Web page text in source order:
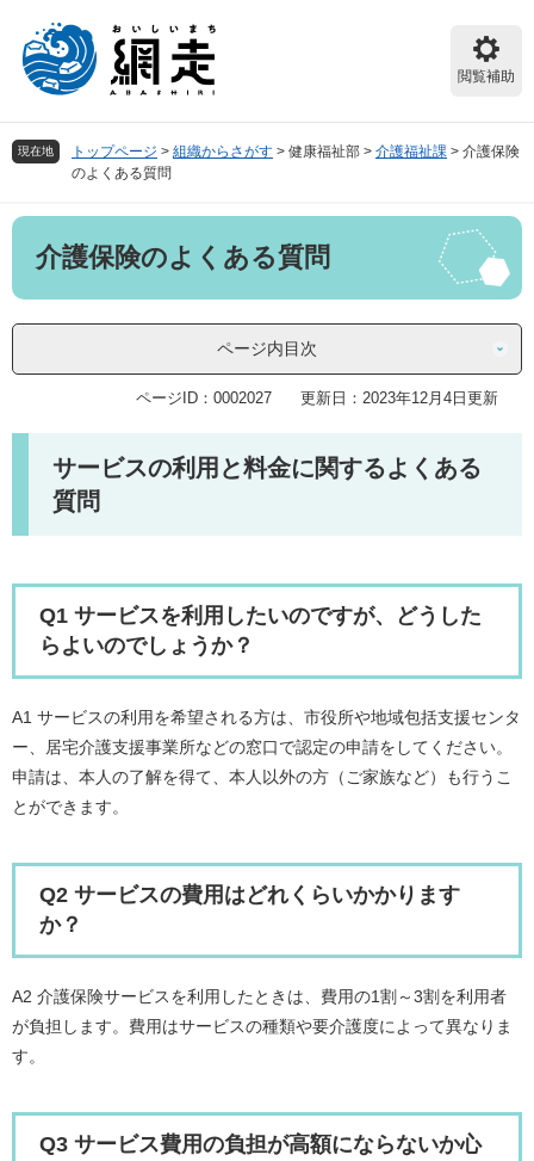
頭
で
飛
ば
へ
閲覧補助
現在地 トップページ > 組織からさがす > 健康福祉部 > 介護福祉課 > 介護保険
のよくある質問
本
介護保険のよくある質問
ページ内目次
ページID：0002027 更新日：2023年12月4日更新
サービスの利用と料金に関するよくある
質問
Q1 サービスを利用したいのですが、どうした
らよいのでしょうか？
A1 サービスの利用を希望される方は、市役所や地域包括支援センタ
ー、居宅介護支援事業所などの窓口で認定の申請をしてください。
申請は、本人の了解を得て、本人以外の方（ご家族など）も行うこ
とができます。
Q2 サービスの費用はどれくらいかかります
か？
A2 介護保険サービスを利用したときは、費用の1割～3割を利用者
が負担します。費用はサービスの種類や要介護度によって異なりま
す。
Q3 サービス費用の負担が高額にならないか心